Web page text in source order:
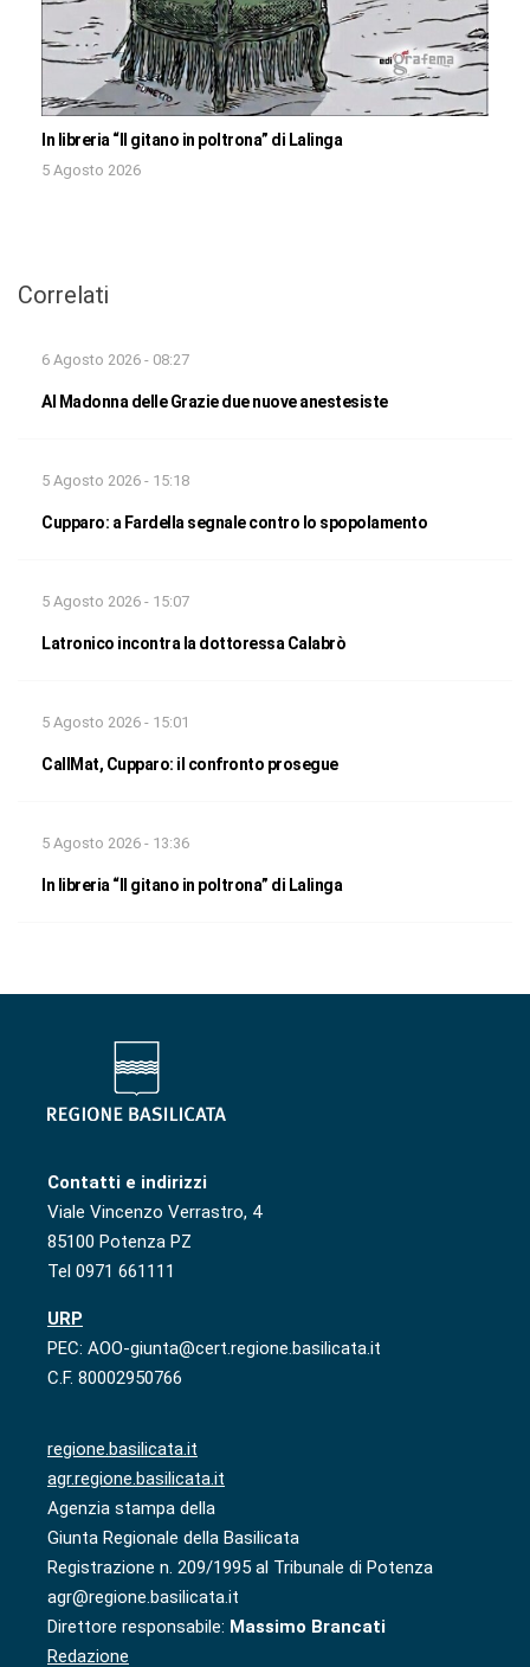
In libreria “Il gitano in poltrona” di Lalinga
5 Agosto 2026
Correlati
6 Agosto 2026 - 08:27
Al Madonna delle Grazie due nuove anestesiste
5 Agosto 2026 - 15:18
Cupparo: a Fardella segnale contro lo spopolamento
5 Agosto 2026 - 15:07
Latronico incontra la dottoressa Calabrò
5 Agosto 2026 - 15:01
CallMat, Cupparo: il confronto prosegue
5 Agosto 2026 - 13:36
In libreria “Il gitano in poltrona” di Lalinga
Contatti e indirizzi
Viale Vincenzo Verrastro, 4
85100 Potenza PZ
Tel 0971 661111
URP
PEC: AOO-giunta@cert.regione.basilicata.it
C.F. 80002950766
regione.basilicata.it
agr.regione.basilicata.it
Agenzia stampa della
Giunta Regionale della Basilicata
Registrazione n. 209/1995 al Tribunale di Potenza
agr@regione.basilicata.it
Direttore responsabile: Massimo Brancati
Redazione